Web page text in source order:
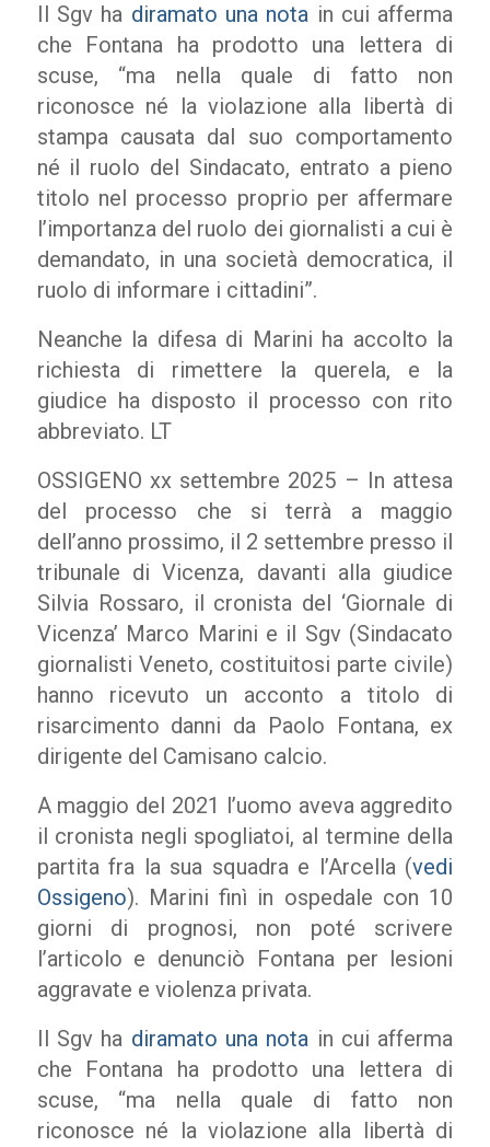
Il Sgv ha diramato una nota in cui afferma
che Fontana ha prodotto una lettera di
scuse, “ma nella quale di fatto non
riconosce né la violazione alla libertà di
stampa causata dal suo comportamento
né il ruolo del Sindacato, entrato a pieno
titolo nel processo proprio per affermare
l’importanza del ruolo dei giornalisti a cui è
demandato, in una società democratica, il
ruolo di informare i cittadini”.
Neanche la difesa di Marini ha accolto la
richiesta di rimettere la querela, e la
giudice ha disposto il processo con rito
abbreviato. LT
OSSIGENO xx settembre 2025 – In attesa
del processo che si terrà a maggio
dell’anno prossimo, il 2 settembre presso il
tribunale di Vicenza, davanti alla giudice
Silvia Rossaro, il cronista del ‘Giornale di
Vicenza’ Marco Marini e il Sgv (Sindacato
giornalisti Veneto, costituitosi parte civile)
hanno ricevuto un acconto a titolo di
risarcimento danni da Paolo Fontana, ex
dirigente del Camisano calcio.
A maggio del 2021 l’uomo aveva aggredito
il cronista negli spogliatoi, al termine della
partita fra la sua squadra e l’Arcella (vedi
Ossigeno). Marini finì in ospedale con 10
giorni di prognosi, non poté scrivere
l’articolo e denunciò Fontana per lesioni
aggravate e violenza privata.
Il Sgv ha diramato una nota in cui afferma
che Fontana ha prodotto una lettera di
scuse, “ma nella quale di fatto non
riconosce né la violazione alla libertà di